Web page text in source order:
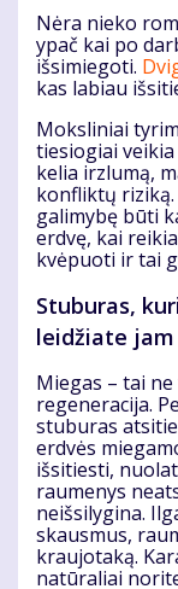
Nėra nieko
ypač kai po
išsimiegoti.
kas labiau
Moksliniai
tiesiogiai
kelia irzlumą,
konfliktų
galimybę būti
erdvę, kai
kvėpuoti ir tai
Stuburas,
leidžiate
Miegas – tai
regeneracija.
stuburas
erdvės
išsitiesti,
raumenys
neišsilygina.
skausmus,
kraujotaką.
natūraliai